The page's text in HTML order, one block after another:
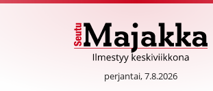
SeutuMajakka
perjantai, 7.8.2026